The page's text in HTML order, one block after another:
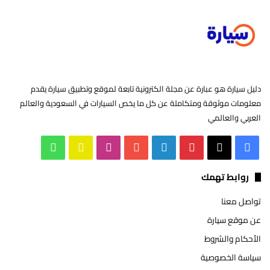
دليل سيارة هو عبارة عن مجلة الكترونية تابعة لموقع وتطبيق سيارة يقدم
معلومات موثوقة ومتكاملة عن كل ما يخص السيارات في السعودية والعالم
العربي والعالمي
فيسبوك بينتيريست لينكدإن ‫YouTube انستقرام سناب
روابط تهمك
تواصل معنا
عن موقع سيارة
الأحكام والشروط
سياسة الخصوصية